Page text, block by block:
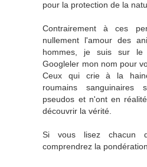
pour la protection de la
Contrairement à ces
nullement l'amour des
hommes, je suis sur
Googleler mon nom pour
Ceux qui crie à la
roumains
pseudos et n'ont en
découvrir la vérité.
Si vous lisez chacun
comprendrez la